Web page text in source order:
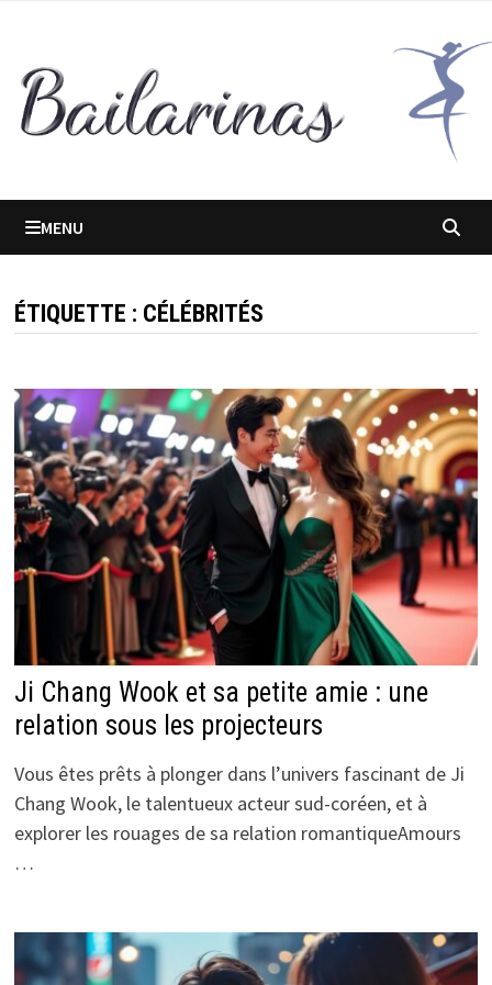
contenu
MENU
ÉTIQUETTE : CÉLÉBRITÉS
Ji Chang Wook et sa petite amie : une
relation sous les projecteurs
Vous êtes prêts à plonger dans l’univers fascinant de Ji
Chang Wook, le talentueux acteur sud-coréen, et à
explorer les rouages de sa relation romantiqueAmours
…